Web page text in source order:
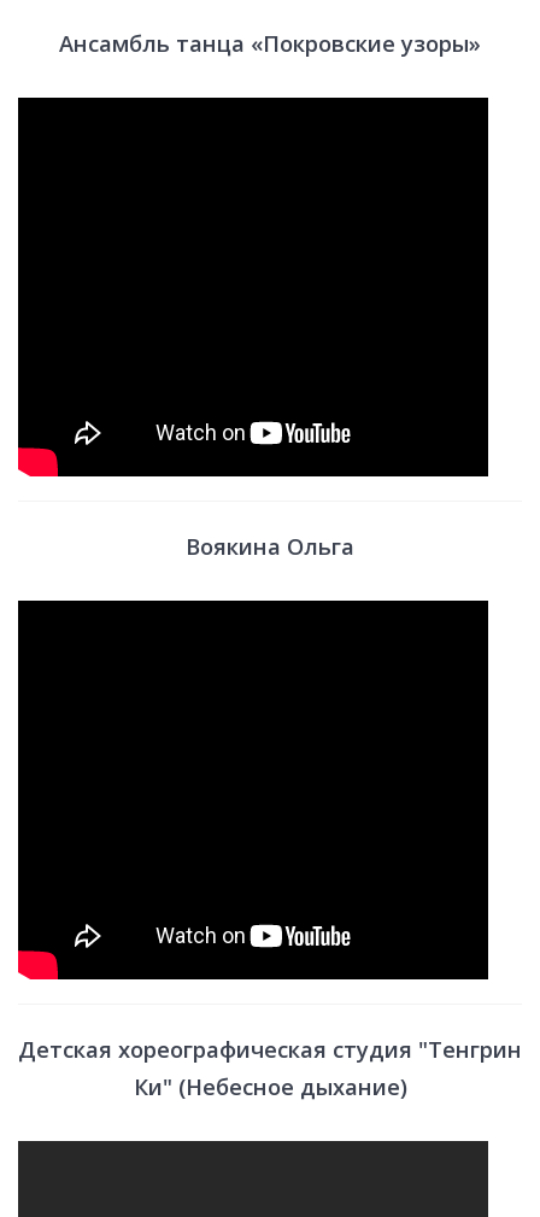
Ансамбль танца «Покровские узоры»
Воякина Ольга
Детская хореографическая студия "Тенгрин
Ки" (Небесное дыхание)